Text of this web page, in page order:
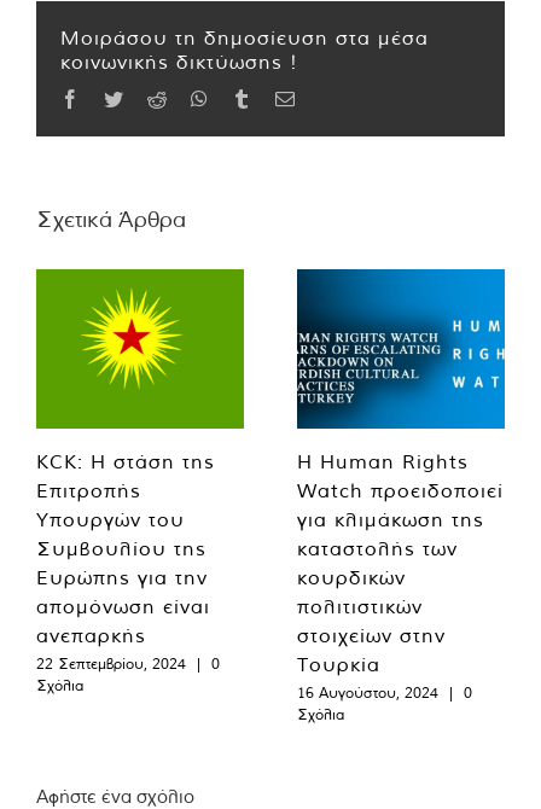
Μοιράσου τη δημοσίευση στα μέσα
κοινωνικής δικτύωσης !
Facebook
TwitterReddit WhatsApp
TumblrEmail
Σχετικά Άρθρα
KCK: Η στάση της
Επιτροπής
Υπουργών του
Συμβουλίου της
Ευρώπης για την
απομόνωση είναι
ανεπαρκής
22 Σεπτεμβρίου, 2024 |
0
Σχόλια
Η Human Rights
Watch προειδοποιεί
για κλιμάκωση της
καταστολής των
κουρδικών
πολιτιστικών
στοιχείων στην
Τουρκία
16 Αυγούστου, 2024 |
0
Σχόλια
Αφήστε ένα σχόλιο